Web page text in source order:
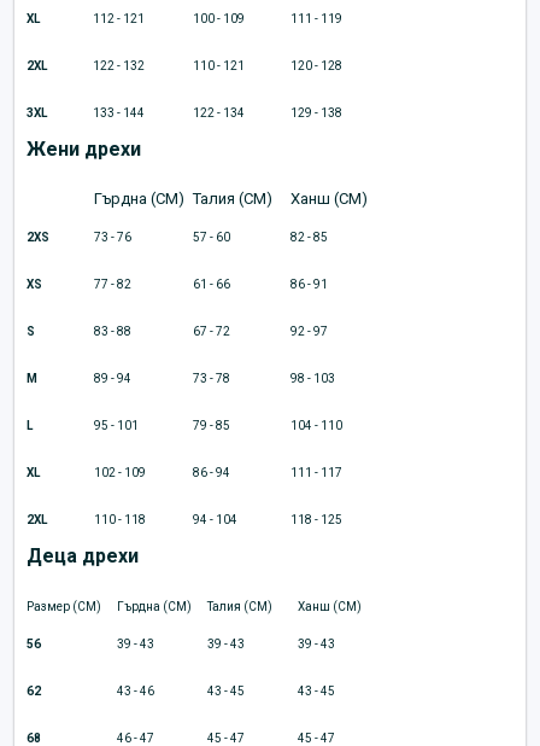
XL 112 - 121 100 - 109 111 - 119
2XL 122 - 132 110 - 121 120 - 128
3XL 133 - 144 122 - 134 129 - 138
Жени дрехи
Гърдна (CM) Талия (CM) Ханш (CM)
2XS 73 - 76 57 - 60 82 - 85
XS 77 - 82 61 - 66 86 - 91
S 83 - 88 67 - 72 92 - 97
M 89 - 94 73 - 78 98 - 103
L 95 - 101 79 - 85 104 - 110
XL 102 - 109 86 - 94 111 - 117
2XL 110 - 118 94 - 104 118 - 125
Деца дрехи
Размер (CM) Гърдна (CM) Талия (CM) Ханш (CM)
56 39 - 43 39 - 43 39 - 43
62 43 - 46 43 - 45 43 - 45
68 46 - 47 45 - 47 45 - 47